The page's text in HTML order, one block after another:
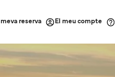
reserva El meu compte